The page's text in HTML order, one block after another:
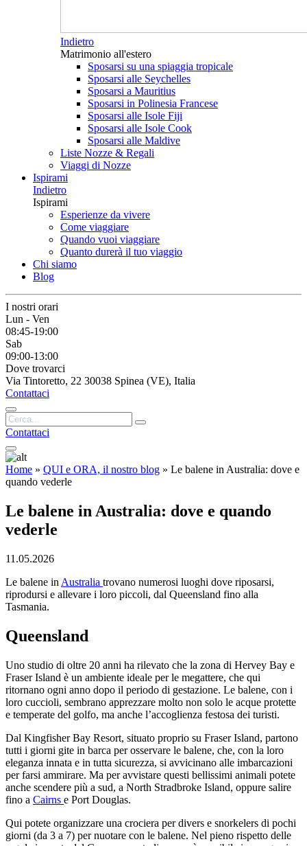
Indietro
Matrimonio all'estero
Sposarsi su una spiaggia tropicale
Sposarsi alle Seychelles
Sposarsi a Mauritius
Sposarsi in Polinesia Francese
Sposarsi alle Isole Fiji
Sposarsi alle Isole Cook
Sposarsi alle Maldive
Liste Nozze & Regali
Viaggi di Nozze
Ispirami
Indietro
Ispirami
Esperienze da vivere
Come viaggiare
Quando vuoi viaggiare
Quanto durerà il tuo viaggio
Chi siamo
Blog
I nostri orari
Lun - Ven
08:45-19:00
Sab
09:00-13:00
Dove trovarci
Via Tintoretto, 22 30038 Spinea (VE), Italia
Contattaci
Contattaci
Home » QUI e ORA, il nostro blog » Le balene in Australia: dove e
quando vederle
Le balene in Australia: dove e quando
vederle
11.05.2026
Le balene in Australia trovano numerosi luoghi dove riposarsi,
riprodursi e allevare i loro piccoli, dal Queensland fino alla
Tasmania.
Queensland
Uno studio di oltre 20 anni ha rilevato che la zona di Hervey Bay e
Fraser Island è un ambiente ideale per le megattere, che qui
ritornano ogni anno dopo il periodo di gestazione. Le balene, con i
loro cuccioli, sembrano apprezzare molto non solo le acque protette
e temperate del golfo, ma anche l’accoglienza festosa dei turisti.
Dal Kingfisher Bay Resort, situato proprio su Fraser Island, partono
tutti i giorni gite in barca per osservare le balene, che, con la loro
eleganza innata e in tutta sicurezza, si avvicinano alle imbarcazioni
per farsi ammirare. Ma per avvistare questi bellissimi animali potete
anche scendere più a sud, a North Stradbroke Island, oppure salire
fino a Cairns e Port Douglas.
Qui potete organizzare una crociera per divers e snorkelers di pochi
giorni (da 3 a 7) per nuotare con le balene. Nel pieno rispetto delle